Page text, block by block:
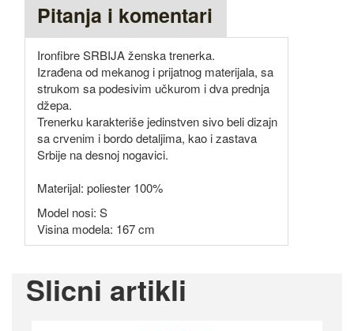
Pitanja i komentari
Ironfibre SRBIJA ženska trenerka.
Izrađena od mekanog i prijatnog materijala, sa
strukom sa podesivim učkurom i dva prednja
džepa.
Trenerku karakteriše jedinstven sivo beli dizajn
sa crvenim i bordo detaljima, kao i zastava
Srbije na desnoj nogavici.
Materijal: poliester 100%
Model nosi: S
Visina modela: 167 cm
Slicni artikli